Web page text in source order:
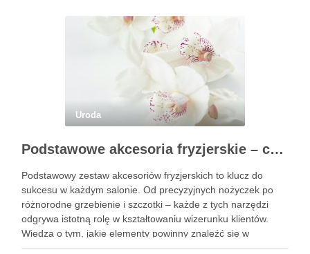
Uroda
Podstawowe akcesoria fryzjerskie – co powinien mieć każdy fryzjer?
Podstawowy zestaw akcesoriów fryzjerskich to klucz do
sukcesu w każdym salonie. Od precyzyjnych nożyczek po
różnorodne grzebienie i szczotki – każde z tych narzędzi
odgrywa istotną rolę w kształtowaniu wizerunku klientów.
Wiedza o tym, jakie elementy powinny znaleźć się w
profesjonalnym wyposażeniu, jest niezbędna dla fryzjerów,